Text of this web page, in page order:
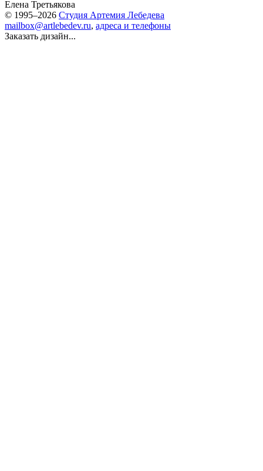
Елена Третьякова
© 1995–2026 Студия Артемия Лебедева
mailbox@artlebedev.ru, адреса и телефоны
Заказать дизайн...